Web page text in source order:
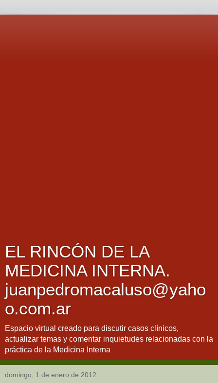
EL RINCÓN DE LA
MEDICINA INTERNA.
juanpedromacaluso@yaho
o.com.ar
Espacio virtual creado para discutir casos clínicos,
actualizar temas y comentar inquietudes relacionadas con la
práctica de la Medicina Interna
domingo, 1 de enero de 2012